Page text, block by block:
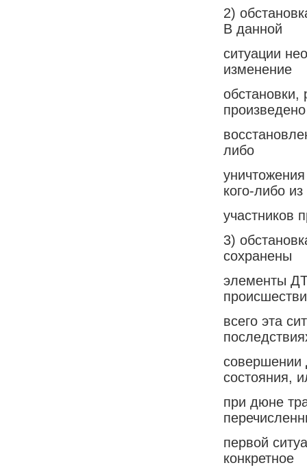
2)
В данной
ситуации
изменение
обстановки,
либо
кого-либо из
участников
3)
сохранены
элементы
всего эта
совершении
состояния,
при дюне
первой
конкретное